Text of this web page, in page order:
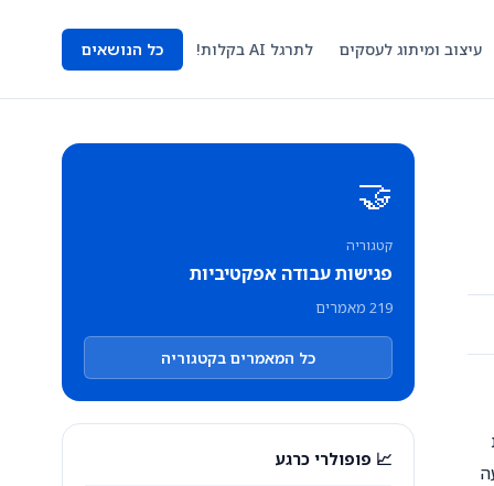
עיצוב ומיתוג לעסקים לתרגל AI בקלות! כל הנושאים
🤝
קטגוריה
פגישות עבודה אפקטיביות
219 מאמרים
כל המאמרים בקטגוריה
📈 פופולרי כרגע